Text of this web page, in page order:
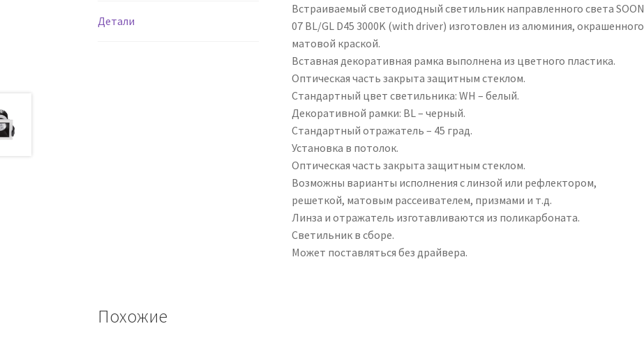
Детали
Встраиваемый светодиодный светильник направленного света SOON
07 BL/GL D45 3000K (with driver) изготовлен из алюминия, окрашенного
матовой краской.
Вставная декоративная рамка выполнена из цветного пластика.
Оптическая часть закрыта защитным стеклом.
Стандартный цвет светильника: WH – белый.
Декоративной рамки: BL – черный.
Стандартный отражатель – 45 град.
Установка в потолок.
Оптическая часть закрыта защитным стеклом.
Возможны варианты исполнения с линзой или рефлектором,
решеткой, матовым рассеивателем, призмами и т.д.
Линза и отражатель изготавливаются из поликарбоната.
Светильник в сборе.
Может поставляться без драйвера.
Похожие